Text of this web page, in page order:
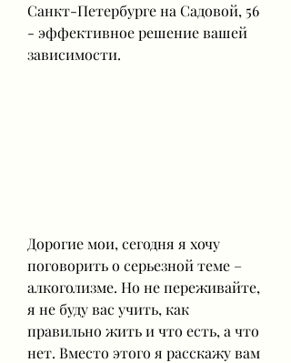
Санкт-Петербурге на Садовой, 56
- эффективное решение вашей
зависимости.
Дорогие мои, сегодня я хочу
поговорить о серьезной теме –
алкоголизме. Но не переживайте,
я не буду вас учить, как
правильно жить и что есть, а что
нет. Вместо этого я расскажу вам